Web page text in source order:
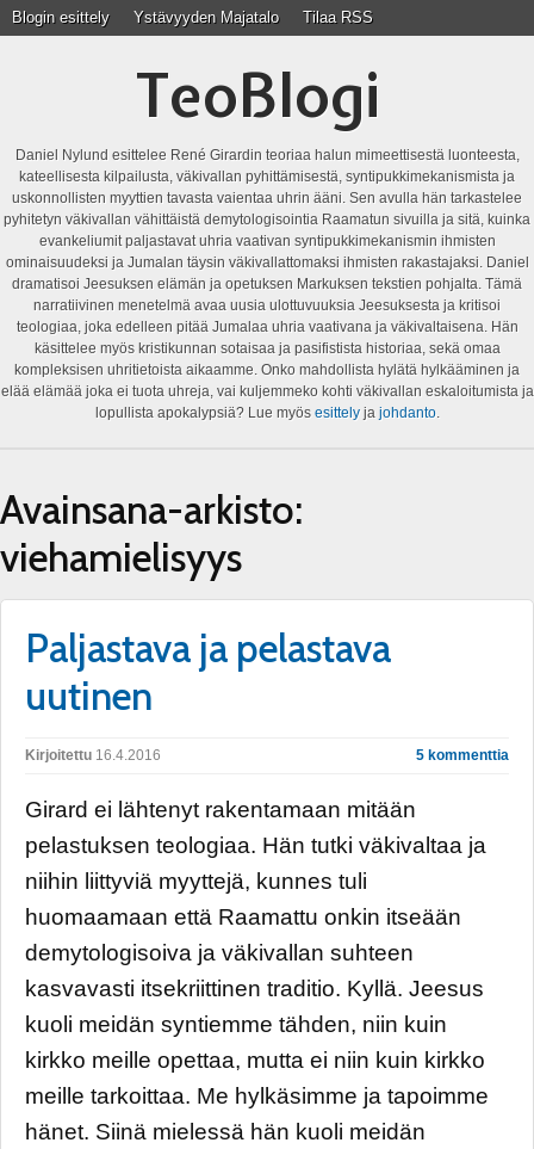
Blogin esittely Ystävyyden Majatalo Tilaa RSS
TeoBlogi
Daniel Nylund esittelee René Girardin teoriaa halun mimeettisestä luonteesta,
kateellisesta kilpailusta, väkivallan pyhittämisestä, syntipukkimekanismista ja
uskonnollisten myyttien tavasta vaientaa uhrin ääni. Sen avulla hän tarkastelee
pyhitetyn väkivallan vähittäistä demytologisointia Raamatun sivuilla ja sitä, kuinka
evankeliumit paljastavat uhria vaativan syntipukkimekanismin ihmisten
ominaisuudeksi ja Jumalan täysin väkivallattomaksi ihmisten rakastajaksi. Daniel
dramatisoi Jeesuksen elämän ja opetuksen Markuksen tekstien pohjalta. Tämä
narratiivinen menetelmä avaa uusia ulottuvuuksia Jeesuksesta ja kritisoi
teologiaa, joka edelleen pitää Jumalaa uhria vaativana ja väkivaltaisena. Hän
käsittelee myös kristikunnan sotaisaa ja pasifistista historiaa, sekä omaa
kompleksisen uhritietoista aikaamme. Onko mahdollista hylätä hylkääminen ja
elää elämää joka ei tuota uhreja, vai kuljemmeko kohti väkivallan eskaloitumista ja
lopullista apokalypsiä? Lue myös esittelyja johdanto.
Avainsana-arkisto:
viehamielisyys
Paljastava ja pelastava
uutinen
Kirjoitettu 16.4.2016 5 kommenttia
Girard ei lähtenyt rakentamaan mitään
pelastuksen teologiaa. Hän tutki väkivaltaa ja
niihin liittyviä myyttejä, kunnes tuli
huomaamaan että Raamattu onkin itseään
demytologisoiva ja väkivallan suhteen
kasvavasti itsekriittinen traditio. Kyllä. Jeesus
kuoli meidän syntiemme tähden, niin kuin
kirkko meille opettaa, mutta ei niin kuin kirkko
meille tarkoittaa. Me hylkäsimme ja tapoimme
hänet. Siinä mielessä hän kuoli meidän